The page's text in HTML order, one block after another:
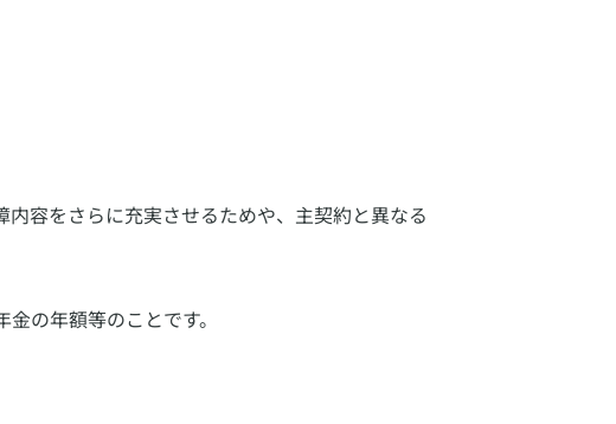
容をさらに充実させるためや、主契約と異なる
の年額等のことです。